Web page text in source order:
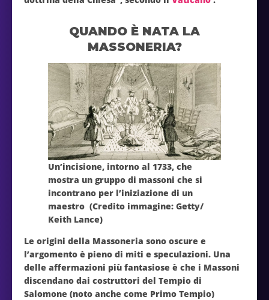
QUANDO È NATA LA
MASSONERIA?
Un’incisione, intorno al 1733, che
mostra un gruppo di massoni che si
incontrano per l’iniziazione di un
maestro (Credito immagine: Getty/
Keith Lance)
Le origini della Massoneria sono oscure e
l’argomento è pieno di miti e speculazioni. Una
delle affermazioni più fantasiose è che i Massoni
discendano dai costruttori del Tempio di
Salomone (noto anche come Primo Tempio)